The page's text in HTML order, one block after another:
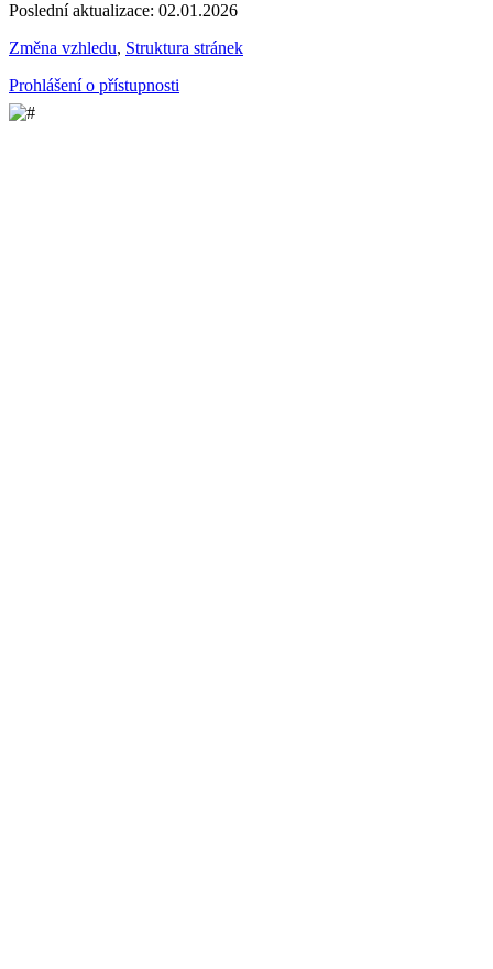
Poslední aktualizace: 02.01.2026
Změna vzhledu, Struktura stránek
Prohlášení o přístupnosti